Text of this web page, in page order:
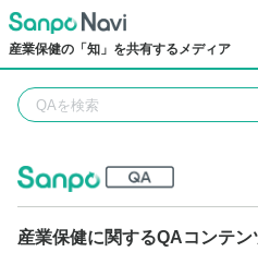
産業保健の「知」を共有するメディア
産業保健に関するQAコンテン